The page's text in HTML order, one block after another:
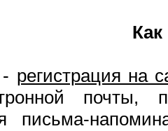
Как
регистрация на
почты,
письма-